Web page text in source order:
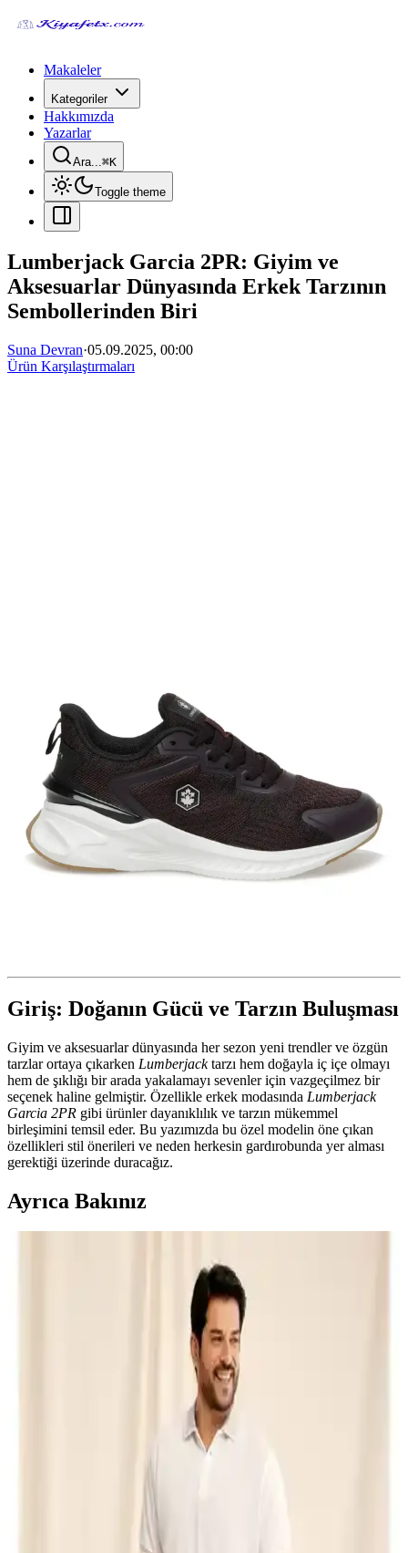
Makaleler
Kategoriler
Hakkımızda
Yazarlar
Ara...⌘K
Toggle theme
Lumberjack Garcia 2PR: Giyim ve
Aksesuarlar Dünyasında Erkek Tarzının
Sembollerinden Biri
Suna Devran·05.09.2025, 00:00
Ürün Karşılaştırmaları
Giriş: Doğanın Gücü ve Tarzın Buluşması
Giyim ve aksesuarlar dünyasında her sezon yeni trendler ve özgün
tarzlar ortaya çıkarken Lumberjacktarzı hem doğayla iç içe olmayı
hem de şıklığı bir arada yakalamayı sevenler için vazgeçilmez bir
seçenek haline gelmiştir. Özellikle erkek modasında Lumberjack
Garcia 2PR gibi ürünler dayanıklılık ve tarzın mükemmel
birleşimini temsil eder. Bu yazımızda bu özel modelin öne çıkan
özellikleri stil önerileri ve neden herkesin gardırobunda yer alması
gerektiği üzerinde duracağız.
Ayrıca Bakınız
Şıklık ve Fonksiyonellik Bir Arada
Mevsim geçişlerinde şık ve fonksiyonel erkek rüzgarlık ve
yağmurluk seçenekleri, malzeme, tasarım ve kullanım alanlarıyla
hava koşullarına uygun giyim ipuçlarını sunuyor.
Bigart Ekose Astar Detaylı Erkek Pardesü ve
Trençkot Siyah - Şık ve Dayanıklı Kış Kıyafeti
Bigart'in ekose astarlı erkek pardesü ve trençkot modeli, siyah
rengin sadeliği ve dayanıklı kumaşıyla hem şıklık hem de
Altınyılz Classics Erkek Beyaz Slim Fit Dar Kesim
Keten Görünümlü Gömlek 100% Pamuk